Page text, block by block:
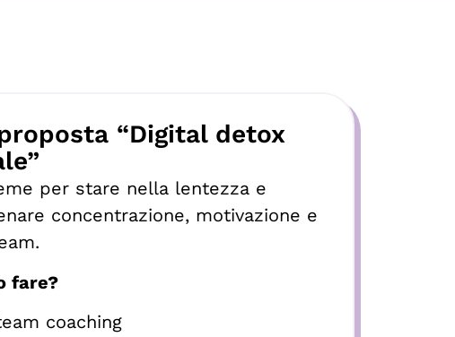
“Digital detox
per stare nella lentezza e
concentrazione, motivazione e
fare?
coaching